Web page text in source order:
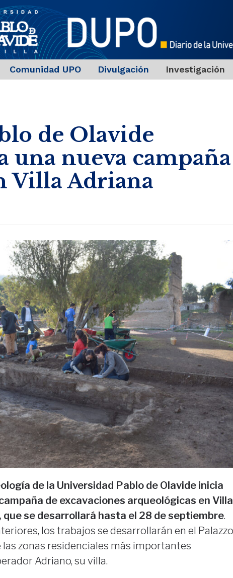
Comunidad UPO Divulgación Investigación
de Olavide
una nueva campaña
Villa Adriana
de la Universidad Pablo de Olavide inicia
de excavaciones arqueológicas en Villa
que se desarrollará hasta el 28 de septiembre.
los trabajos se desarrollarán en el Palazzo
las zonas residenciales más importantes
Adriano, su villa.